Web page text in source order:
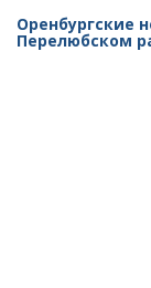
области
Оренбургские
Перелюбском